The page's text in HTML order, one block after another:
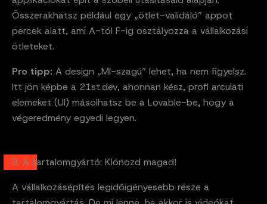
Összerakhatsz például egy „ötlet-validáló” appot
percek alatt, ami A-tól F-ig osztályozza a vállalkozási
ötleteket.
Pro tipp: A design „MI-szagú” lehet, ha nem figyelsz.
Itt jön képbe a 21st.dev, ahonnan kész, profi arculati
elemeket (UI) másolhatsz be a Lovable-be, hogy a
végeredmény egyedi legyen.
3. A tartalomgyártó: Klónozd magad!
A vállalkozásépítés legidőigényesebb része a